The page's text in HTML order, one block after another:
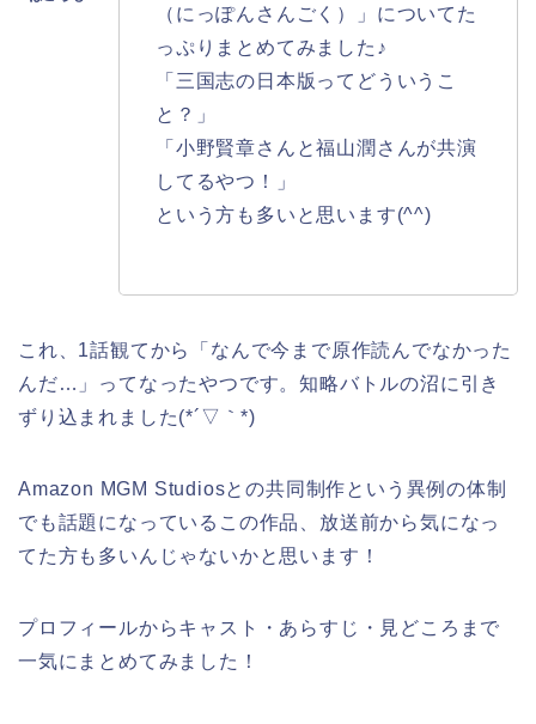
（にっぽんさんごく）」についてた
っぷりまとめてみました♪
「三国志の日本版ってどういうこ
と？」
「小野賢章さんと福山潤さんが共演
してるやつ！」
という方も多いと思います(^^)
これ、1話観てから「なんで今まで原作読んでなかった
んだ…」ってなったやつです。知略バトルの沼に引き
ずり込まれました(*´▽｀*)
Amazon MGM Studiosとの共同制作という異例の体制
でも話題になっているこの作品、放送前から気になっ
てた方も多いんじゃないかと思います！
プロフィールからキャスト・あらすじ・見どころまで
一気にまとめてみました！